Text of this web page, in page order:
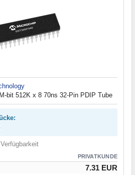
bit 512K x 8 70ns 32-Pin PDIP Tube
PRIVATKUNDE
7.31 EUR